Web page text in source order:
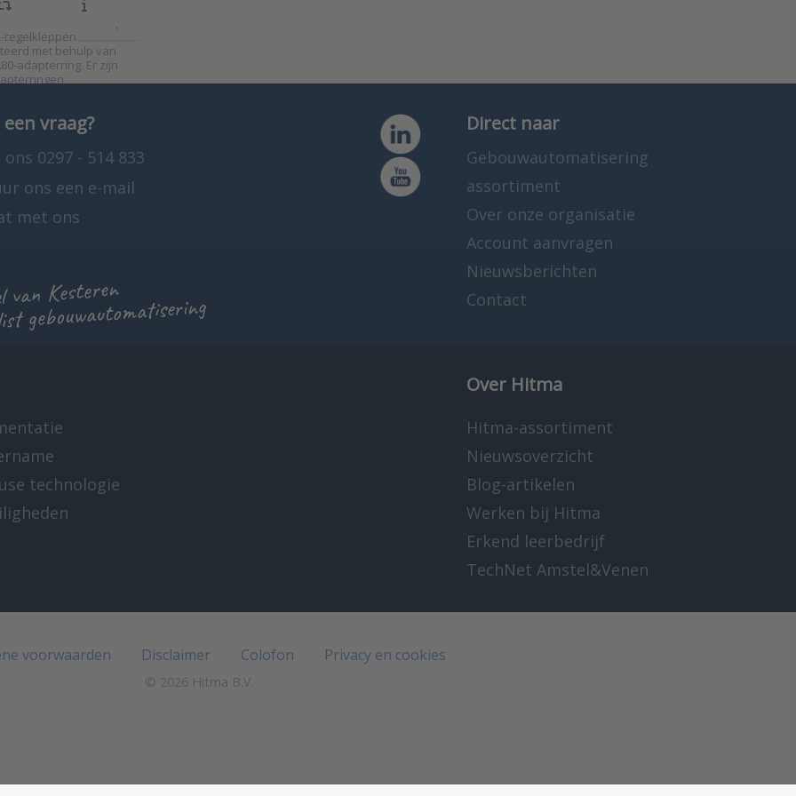
of een PWM-signaal.
regelkleppen
met behulp van
adapterring. Er zijn
vraag?
ons 0297 - 514 833
ons een e-mail
met ons
van Kesteren
gebouwautomatisering
Direct naar
Gebouwautomatisering
assortiment
Over onze organisatie
Account aanvragen
Nieuwsberichten
Contact
technologie
Over Hitma
Hitma-assortiment
Nieuwsoverzicht
Blog-artikelen
Werken bij Hitma
Erkend leerbedrijf
TechNet Amstel&Venen
voorwaarden Disclaimer Colofon Privacy en cookies
© 2026 Hitma B.V.